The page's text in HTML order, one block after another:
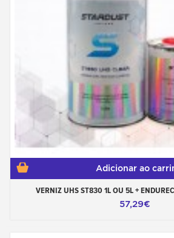
Adicionar ao
VERNIZ UHS ST830 1L OU 5L +
57,29€